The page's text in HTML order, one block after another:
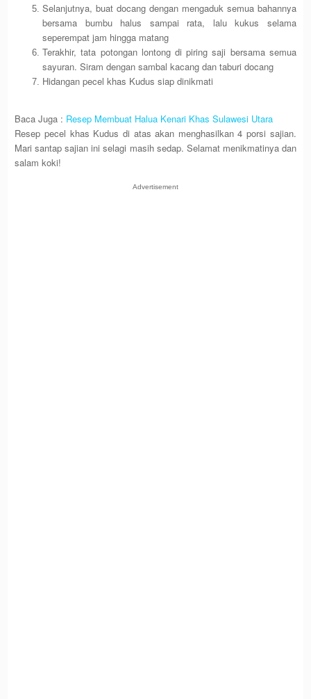
Selanjutnya, buat docang dengan mengaduk semua bahannya
bersama bumbu halus sampai rata, lalu kukus selama
seperempat jam hingga matang
Terakhir, tata potongan lontong di piring saji bersama semua
sayuran. Siram dengan sambal kacang dan taburi docang
Hidangan pecel khas Kudus siap dinikmati
Baca Juga : Resep Membuat Halua Kenari Khas Sulawesi Utara
Resep pecel khas Kudus di atas akan menghasilkan 4 porsi sajian.
Mari santap sajian ini selagi masih sedap. Selamat menikmatinya dan
salam koki!
Advertisement